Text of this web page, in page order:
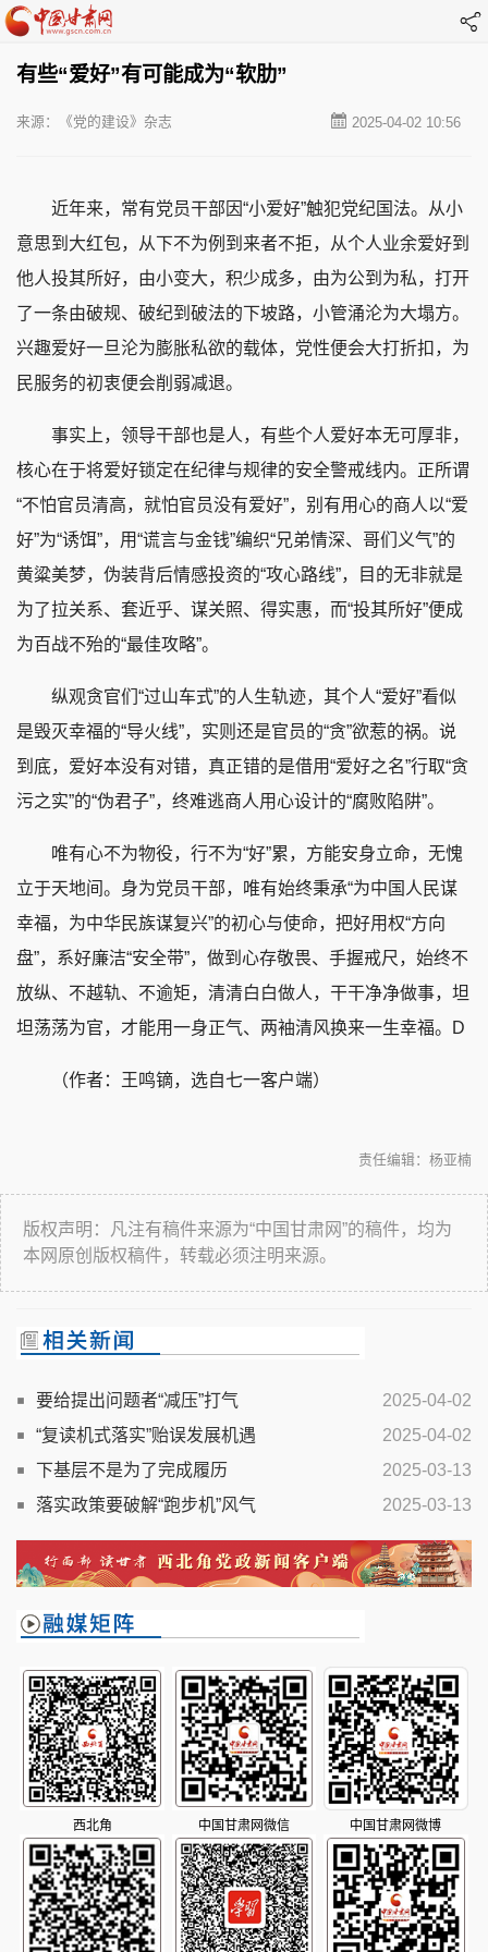
有些“爱好”有可能成为“软肋”
2025-04-02 10:56
来源：《党的建设》杂志
近年来，常有党员干部因“小爱好”触犯党纪国法。从小
意思到大红包，从下不为例到来者不拒，从个人业余爱好到
他人投其所好，由小变大，积少成多，由为公到为私，打开
了一条由破规、破纪到破法的下坡路，小管涌沦为大塌方。
兴趣爱好一旦沦为膨胀私欲的载体，党性便会大打折扣，为
民服务的初衷便会削弱减退。
事实上，领导干部也是人，有些个人爱好本无可厚非，
核心在于将爱好锁定在纪律与规律的安全警戒线内。正所谓
“不怕官员清高，就怕官员没有爱好”，别有用心的商人以“爱
好”为“诱饵”，用“谎言与金钱”编织“兄弟情深、哥们义气”的
黄粱美梦，伪装背后情感投资的“攻心路线”，目的无非就是
为了拉关系、套近乎、谋关照、得实惠，而“投其所好”便成
为百战不殆的“最佳攻略”。
纵观贪官们“过山车式”的人生轨迹，其个人“爱好”看似
是毁灭幸福的“导火线”，实则还是官员的“贪”欲惹的祸。说
到底，爱好本没有对错，真正错的是借用“爱好之名”行取“贪
污之实”的“伪君子”，终难逃商人用心设计的“腐败陷阱”。
唯有心不为物役，行不为“好”累，方能安身立命，无愧
立于天地间。身为党员干部，唯有始终秉承“为中国人民谋
幸福，为中华民族谋复兴”的初心与使命，把好用权“方向
盘”，系好廉洁“安全带”，做到心存敬畏、手握戒尺，始终不
放纵、不越轨、不逾矩，清清白白做人，干干净净做事，坦
坦荡荡为官，才能用一身正气、两袖清风换来一生幸福。D
（作者：王鸣镝，选自七一客户端）
责任编辑：杨亚楠
版权声明：凡注有稿件来源为“中国甘肃网”的稿件，均为
本网原创版权稿件，转载必须注明来源。
2025-04-02
要给提出问题者“减压”打气
2025-04-02
“复读机式落实”贻误发展机遇
2025-03-13
下基层不是为了完成履历
2025-03-13
落实政策要破解“跑步机”风气
西北角 中国甘肃网微信 中国甘肃网微博